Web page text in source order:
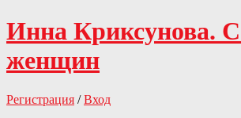
Инна Криксунова.
женщин
Регистрация /Вход